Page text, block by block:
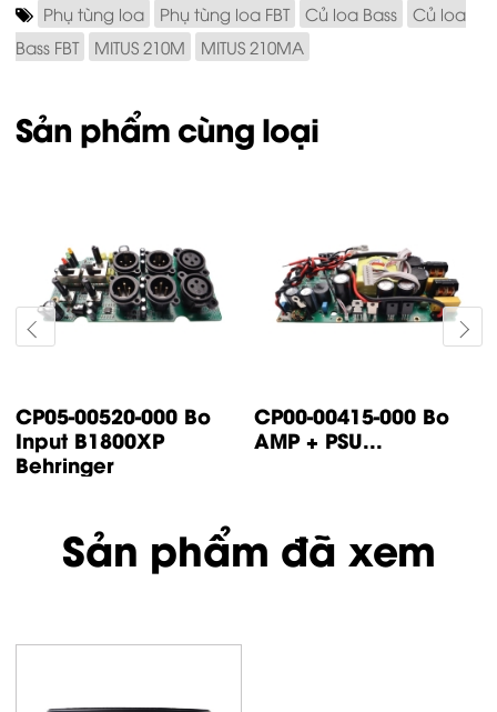
Phụ tùng loa Phụ tùng loa FBT Củ loa Bass
Củ loa
Bass FBT
MITUS 210M MITUS 210MA
Sản phẩm cùng loại
CP14-00447-000 Bo
control IP500
Turbsound
CP05-00500-000 Bo
input IP1000 /
Sản phẩm đã xem